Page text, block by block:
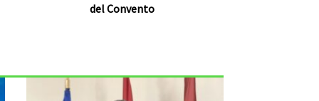
del Convento